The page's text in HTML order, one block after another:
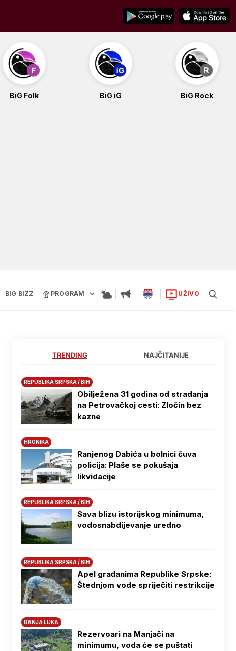
BiG Folk BiG iG BiG Rock
BIG BIZZ PROGRAM UŽIVO
TRENDING NAJČITANIJE
REPUBLIKA SRPSKA / BIH
Obilježena 31 godina od stradanja
na Petrovačkoj cesti: Zločin bez
kazne
HRONIKA
Ranjenog Dabića u bolnici čuva
policija: Plaše se pokušaja
likvidacije
REPUBLIKA SRPSKA / BIH
Sava blizu istorijskog minimuma,
vodosnabdijevanje uredno
REPUBLIKA SRPSKA / BIH
Apel građanima Republike Srpske:
Štednjom vode spriječiti restrikcije
BANJA LUKA
Rezervoari na Manjači na
minimumu, voda će se puštati